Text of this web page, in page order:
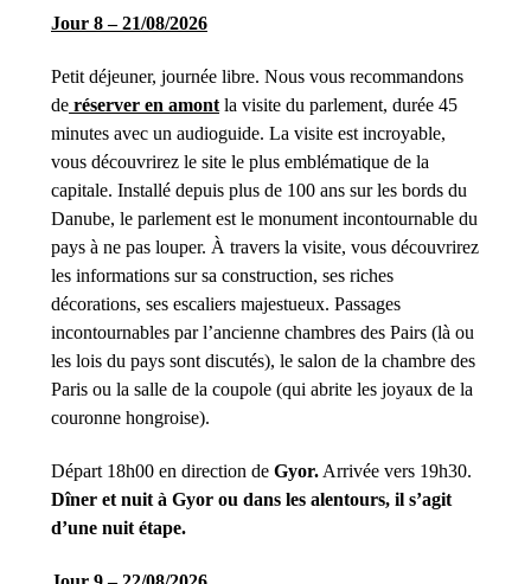
Jour 8 – 21/08/2026
Petit déjeuner, journée libre. Nous vous recommandons
de réserver en amont la visite du parlement, durée 45
minutes avec un audioguide. La visite est incroyable,
vous découvrirez le site le plus emblématique de la
capitale. Installé depuis plus de 100 ans sur les bords du
Danube, le parlement est le monument incontournable du
pays à ne pas louper. À travers la visite, vous découvrirez
les informations sur sa construction, ses riches
décorations, ses escaliers majestueux. Passages
incontournables par l’ancienne chambres des Pairs (là ou
les lois du pays sont discutés), le salon de la chambre des
Paris ou la salle de la coupole (qui abrite les joyaux de la
couronne hongroise).
Départ 18h00 en direction de Gyor. Arrivée vers 19h30.
Dîner et nuit à Gyor ou dans les alentours, il s’agit
d’une nuit étape.